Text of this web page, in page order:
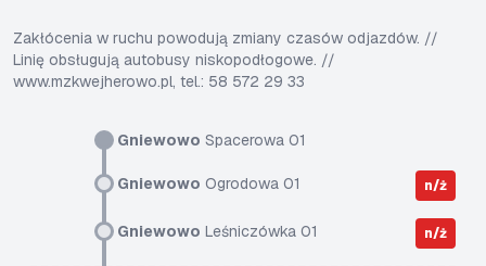
Gniewowo Spacerowa 01
Gniewowo Ogrodowa 01 n/ż
Gniewowo Leśniczówka 01 n/ż
Zakłócenia w ruchu powodują zmiany czasów odjazdów. //
Linię obsługują autobusy niskopodłogowe. //
www.mzkwejherowo.pl, tel.: 58 572 29 33